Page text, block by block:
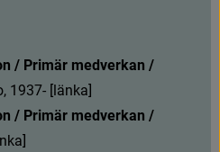
/ Primär medverkan /
, 1 937- [länka]
/ Primär medverkan /